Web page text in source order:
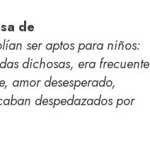
de
ser aptos para niños:
dichosas, era frecuente
amor desesperado,
despedazados por